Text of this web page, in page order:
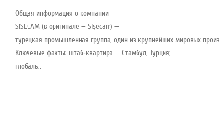
Общая информация о компании
SISECAM (в оригинале — Şişecam) —
турецкая промышленная группа, один из крупнейших мировых
Ключевые факты: штаб‑квартира — Стамбул, Турция;
глобаль..